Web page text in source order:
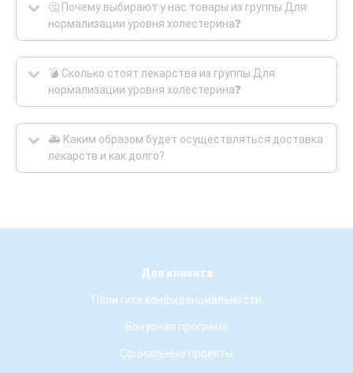
🤔 Почему выбирают у нас товары из группы Для
нормализации уровня холестерина❓
💣 Сколько стоят лекарства из группы Для
нормализации уровня холестерина❓
🚑 Каким образом будет осуществляться доставка
лекарств и как долго?
Для клиента
Политика конфиденциальности
Бонусная програма
Социальные проекты